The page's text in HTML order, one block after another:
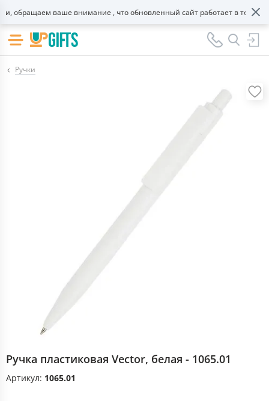
обращаем ваше внимание , что обновленный сайт работает в тестовом
Ручки
Ручка пластиковая Vector, белая - 1065.01
Артикул: 1065.01